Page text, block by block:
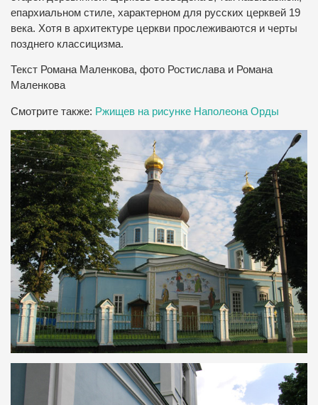
епархиальном стиле, характерном для русских церквей 19
века. Хотя в архитектуре церкви прослеживаются и черты
позднего классицизма.
Текст Романа Маленкова, фото Ростислава и Романа
Маленкова
Смотрите также: Ржищев на рисунке Наполеона Орды